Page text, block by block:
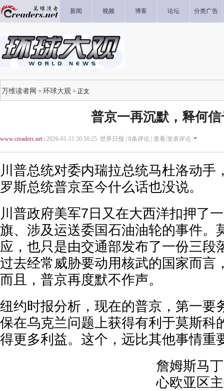
新闻 视频 博客 论坛 分类广告
万维读者网 > 环球大观 > 正文
普京一再沉默，释何信
www.creaders.net| 2026-01-11 20:50:25 世界日报 | 0条评论 | 查看/发表评论
川普总统对委内瑞拉总统马杜洛动手
罗斯总统普京至今什么话也没说。
川普政府美军7日又在大西洋扣押了
旗、涉及运送委国石油油轮的事件。
应，也只是由交通部发布了一份三段
过去经常威胁要动用核武的国家而言
而且，普京再度默不作声。
纽约时报分析，现在的普京，第一要
保在乌克兰问题上获得有利于莫斯科
得更多利益。这个，远比其他事情重
詹姆斯马
心欧亚区